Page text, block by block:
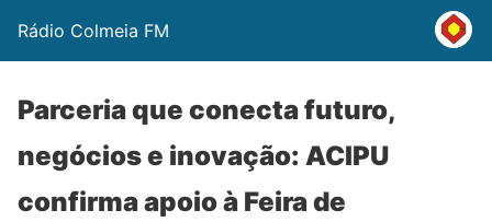
Rádio Colmeia FM
Parceria que conecta futuro,
negócios e inovação: ACIPU
confirma apoio à Feira de